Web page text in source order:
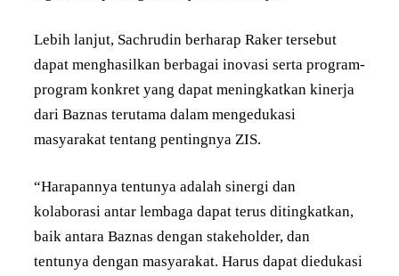
Lebih lanjut, Sachrudin berharap Raker tersebut
dapat menghasilkan berbagai inovasi serta program-
program konkret yang dapat meningkatkan kinerja
dari Baznas terutama dalam mengedukasi
masyarakat tentang pentingnya ZIS.
“Harapannya tentunya adalah sinergi dan
kolaborasi antar lembaga dapat terus ditingkatkan,
baik antara Baznas dengan stakeholder, dan
tentunya dengan masyarakat. Harus dapat diedukasi